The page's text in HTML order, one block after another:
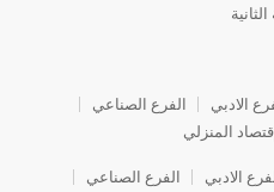
الادبي
الفرع الصناعي
المنزلي
الادبي
الفرع الصناعي